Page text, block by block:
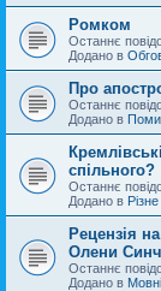
Ромком
Останнє
Додано в
Про
Останнє
Додано в
спільного?
Останнє
Додано в Різне
Рецензія
Олени
Останнє
Додано в